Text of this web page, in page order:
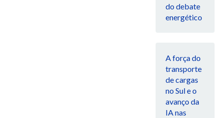
do debate
energético
A força do
transporte
de cargas
no Sul e o
avanço da
IA nas